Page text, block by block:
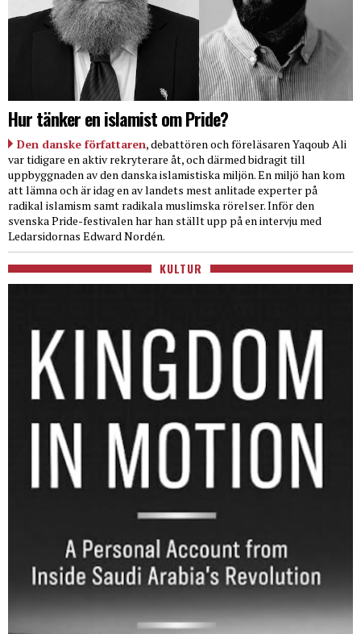
Hur tänker en islamist om Pride?
Den danske författaren, debattören och föreläsaren Yaqoub Ali
var tidigare en aktiv rekryterare åt, och därmed bidragit till
uppbyggnaden av den danska islamistiska miljön. En miljö han kom
att lämna och är idag en av landets mest anlitade experter på
radikal islamism samt radikala muslimska rörelser. Inför den
svenska Pride-festivalen har han ställt upp på en intervju med
Ledarsidornas Edward Nordén.
KULTUR